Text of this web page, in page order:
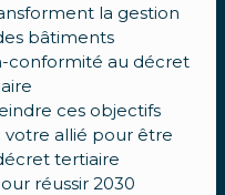
la gestion
bâtiments
conformité au décret
ces objectifs
votre allié pour être
tertiaire
réussir 2030